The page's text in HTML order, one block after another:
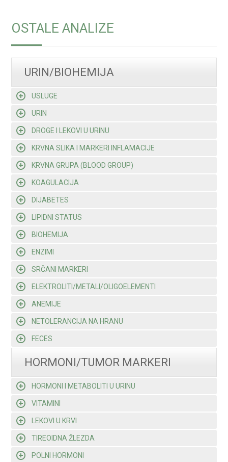
OSTALE ANALIZE
URIN/BIOHEMIJA
USLUGE
URIN
DROGE I LEKOVI U URINU
KRVNA SLIKA I MARKERI INFLAMACIJE
KRVNA GRUPA (BLOOD GROUP)
KOAGULACIJA
DIJABETES
LIPIDNI STATUS
BIOHEMIJA
ENZIMI
SRČANI MARKERI
ELEKTROLITI/METALI/OLIGOELEMENTI
ANEMIJE
NETOLERANCIJA NA HRANU
FECES
HORMONI/TUMOR MARKERI
HORMONI I METABOLITI U URINU
VITAMINI
LEKOVI U KRVI
TIREOIDNA ŽLEZDA
POLNI HORMONI